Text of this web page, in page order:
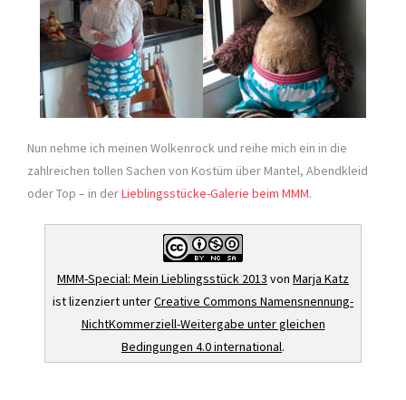
Nun nehme ich meinen Wolkenrock und reihe mich ein in die
zahlreichen tollen Sachen von Kostüm über Mantel, Abendkleid
oder Top – in derLieblingsstücke-Galerie beim MMM.
MMM-Special: Mein Lieblingsstück 2013 von Marja Katz
ist lizenziert unterCreative Commons Namensnennung-
NichtKommerziell-Weitergabe unter gleichen
Bedingungen 4.0 international.